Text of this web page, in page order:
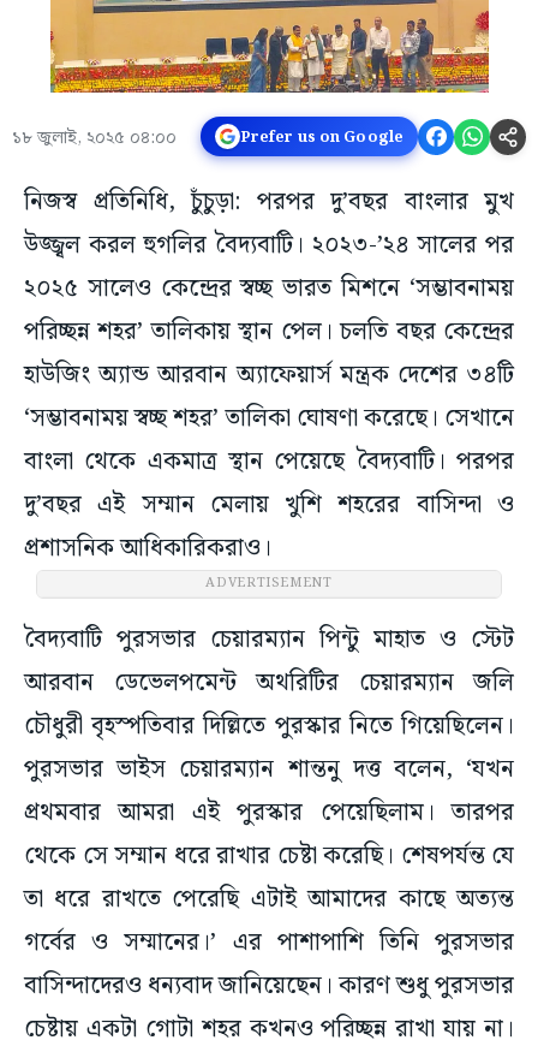
১৮ জুলাই, ২০২৫ ০৪:০০ Prefer us on Google
নিজস্ব প্রতিনিধি, চুঁচুড়া: পরপর দু’বছর বাংলার মুখ
উজ্জ্বল করল হুগলির বৈদ্যবাটি। ২০২৩-’২৪ সালের পর
২০২৫ সালেও কেন্দ্রের স্বচ্ছ ভারত মিশনে ‘সম্ভাবনাময়
পরিচ্ছন্ন শহর’ তালিকায় স্থান পেল। চলতি বছর কেন্দ্রের
হাউজিং অ্যান্ড আরবান অ্যাফেয়ার্স মন্ত্রক দেশের ৩৪টি
‘সম্ভাবনাময় স্বচ্ছ শহর’ তালিকা ঘোষণা করেছে। সেখানে
বাংলা থেকে একমাত্র স্থান পেয়েছে বৈদ্যবাটি। পরপর
দু’বছর এই সম্মান মেলায় খুশি শহরের বাসিন্দা ও
প্রশাসনিক আধিকারিকরাও।
ADVERTISEMENT
বৈদ্যবাটি পুরসভার চেয়ারম্যান পিন্টু মাহাত ও স্টেট
আরবান ডেভেলপমেন্ট অথরিটির চেয়ারম্যান জলি
চৌধুরী বৃহস্পতিবার দিল্লিতে পুরস্কার নিতে গিয়েছিলেন।
পুরসভার ভাইস চেয়ারম্যান শান্তনু দত্ত বলেন, ‘যখন
প্রথমবার আমরা এই পুরস্কার পেয়েছিলাম। তারপর
থেকে সে সম্মান ধরে রাখার চেষ্টা করেছি। শেষপর্যন্ত যে
তা ধরে রাখতে পেরেছি এটাই আমাদের কাছে অত্যন্ত
গর্বের ও সম্মানের।’ এর পাশাপাশি তিনি পুরসভার
বাসিন্দাদেরও ধন্যবাদ জানিয়েছেন। কারণ শুধু পুরসভার
চেষ্টায় একটা গোটা শহর কখনও পরিচ্ছন্ন রাখা যায় না।